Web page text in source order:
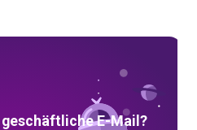
E-Mail?